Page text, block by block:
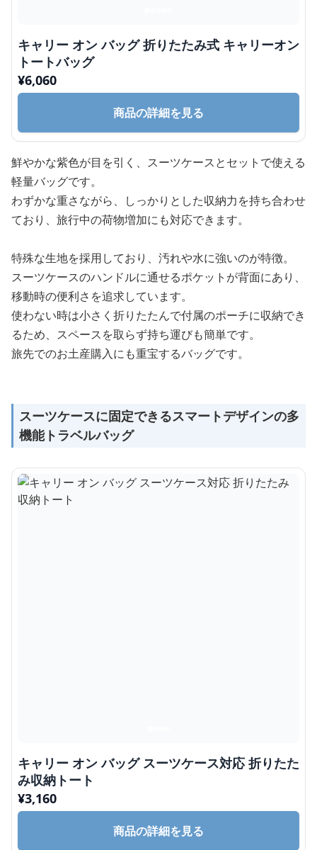
キャリー オン バッグ 折りたたみ式 キャリーオン
トートバッグ
¥6,060
商品の詳細を見る
鮮やかな紫色が目を引く、スーツケースとセットで使える
軽量バッグです。
わずかな重さながら、しっかりとした収納力を持ち合わせ
ており、旅行中の荷物増加にも対応できます。
特殊な生地を採用しており、汚れや水に強いのが特徴。
スーツケースのハンドルに通せるポケットが背面にあり、
移動時の便利さを追求しています。
使わない時は小さく折りたたんで付属のポーチに収納でき
るため、スペースを取らず持ち運びも簡単です。
旅先でのお土産購入にも重宝するバッグです。
スーツケースに固定できるスマートデザインの多
機能トラベルバッグ
キャリー オン バッグ スーツケース対応 折りたた
み収納トート
¥3,160
商品の詳細を見る